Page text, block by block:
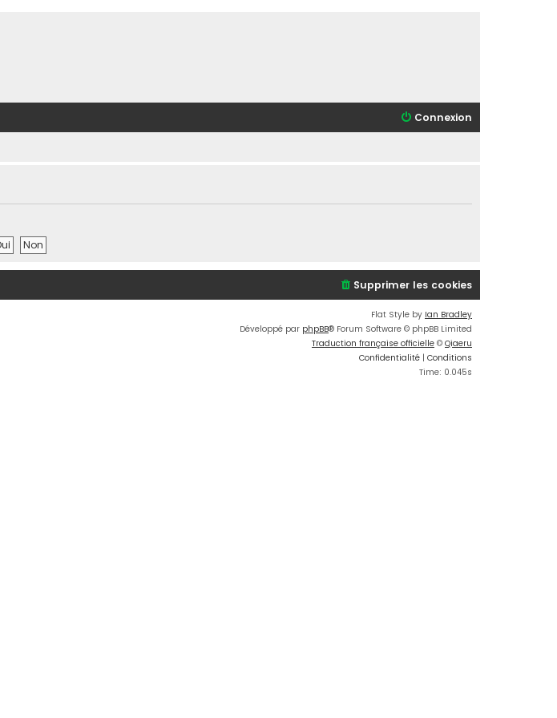
Connexion
Supprimer les cookies
Flat Style by Ian Bradley
Développé par phpBB® Forum Software © phpBB Limited
Traduction française officielle © Qiaeru
Confidentialité | Conditions
Time: 0.045s